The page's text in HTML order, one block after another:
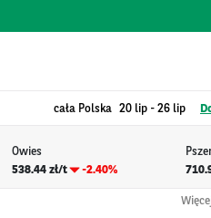
cała Polska 20 lip - 26 lip
Owies
538.44 zł/t
-2.40%